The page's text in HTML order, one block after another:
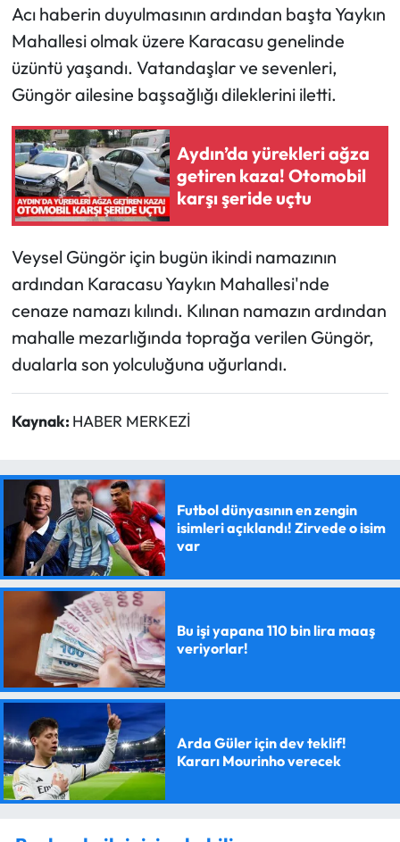
Acı haberin duyulmasının ardından başta Yaykın
Mahallesi olmak üzere Karacasu genelinde
üzüntü yaşandı. Vatandaşlar ve sevenleri,
Güngör ailesine başsağlığı dileklerini iletti.
Aydın’da yürekleri ağza
getiren kaza! Otomobil
karşı şeride uçtu
Veysel Güngör için bugün ikindi namazının
ardından Karacasu Yaykın Mahallesi'nde
cenaze namazı kılındı. Kılınan namazın ardından
mahalle mezarlığında toprağa verilen Güngör,
dualarla son yolculuğuna uğurlandı.
Kaynak: HABER MERKEZİ
Futbol dünyasının en zengin
isimleri açıklandı! Zirvede o isim
var
Bu işi yapana 110 bin lira maaş
veriyorlar!
Arda Güler için dev teklif!
Kararı Mourinho verecek